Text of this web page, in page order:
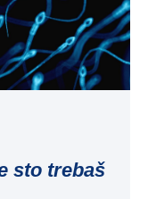
sto trebaš